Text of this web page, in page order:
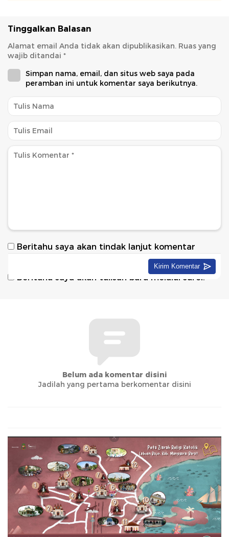
Tinggalkan Balasan
Alamat email Anda tidak akan dipublikasikan. Ruas yang
wajib ditandai *
Simpan nama, email, dan situs web saya pada
peramban ini untuk komentar saya berikutnya.
Beritahu saya akan tindak lanjut komentar
Beritahu saya akan tulisan baru melalui surel.
Belum ada komentar disini
Jadilah yang pertama berkomentar disini